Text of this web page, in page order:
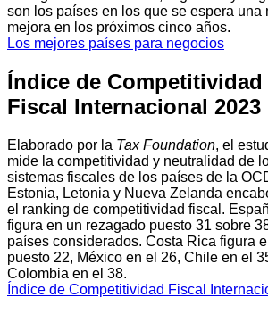
son los países en los que se espera una
mejora en los próximos cinco años.
Los mejores países para negocios
Índice de Competitividad
Fiscal Internacional 2023
Elaborado por la Tax Foundation, el
mide la competitividad y neutralidad de
sistemas fiscales de los países de la
Estonia, Letonia y Nueva Zelanda
el ranking de competitividad fiscal.
figura en un rezagado puesto 31 sobre
países considerados. Costa Rica figura
puesto 22, México en el 26, Chile en el
Colombia en el 38.
Índice de Competitividad Fiscal